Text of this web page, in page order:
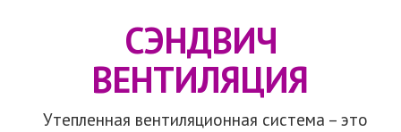
СЭНДВИЧ
ВЕНТИЛЯЦИЯ
Утепленная вентиляционная система – это